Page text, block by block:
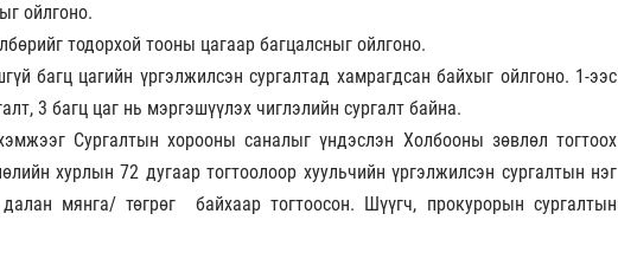
ойлгоно.
тодорхой тооны цагаар багцалсныг ойлгоно.
багц цагийн үргэлжилсэн сургалтад хамрагдсан байхыг ойлгоно. 1-ээс
3 багц цаг нь мэргэшүүлэх чиглэлийн сургалт байна.
Сургалтын хорооны саналыг үндэслэн Холбооны зөвлөл тогтоох
хурлын 72 дугаар тогтоолоор хуульчийн үргэлжилсэн сургалтын нэг
мянга/ төгрөг байхаар тогтоосон. Шүүгч, прокурорын сургалтын